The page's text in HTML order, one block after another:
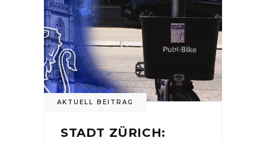
AKTUELL BEITRAG
STADT ZÜRICH: